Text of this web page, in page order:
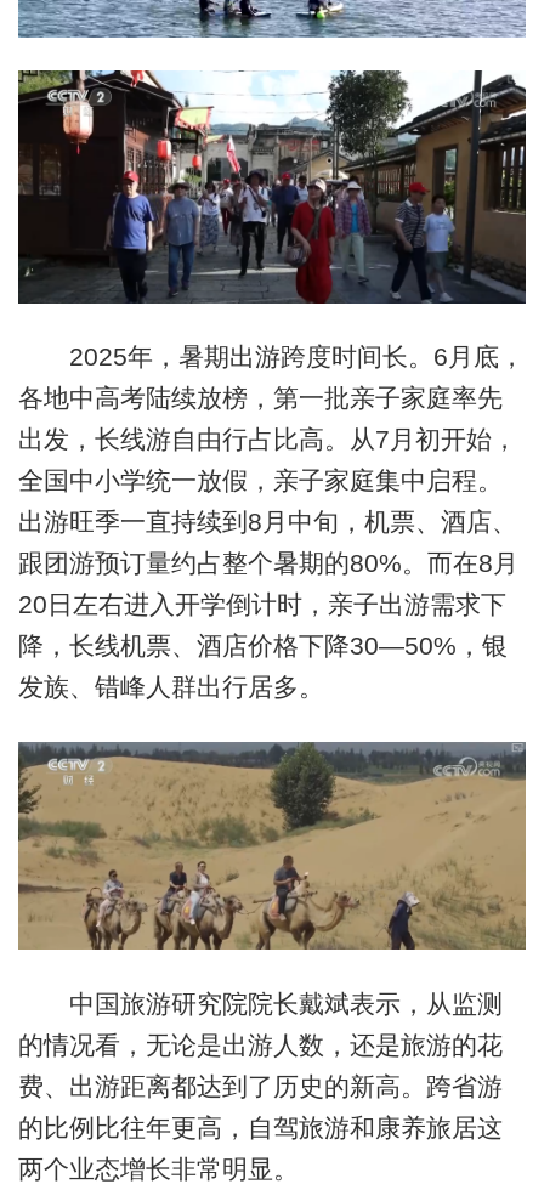
2025年，暑期出游跨度时间长。6月底，
各地中高考陆续放榜，第一批亲子家庭率先
出发，长线游自由行占比高。从7月初开始，
全国中小学统一放假，亲子家庭集中启程。
出游旺季一直持续到8月中旬，机票、酒店、
跟团游预订量约占整个暑期的80%。而在8月
20日左右进入开学倒计时，亲子出游需求下
降，长线机票、酒店价格下降30—50%，银
发族、错峰人群出行居多。
中国旅游研究院院长戴斌表示，从监测
的情况看，无论是出游人数，还是旅游的花
费、出游距离都达到了历史的新高。跨省游
的比例比往年更高，自驾旅游和康养旅居这
两个业态增长非常明显。